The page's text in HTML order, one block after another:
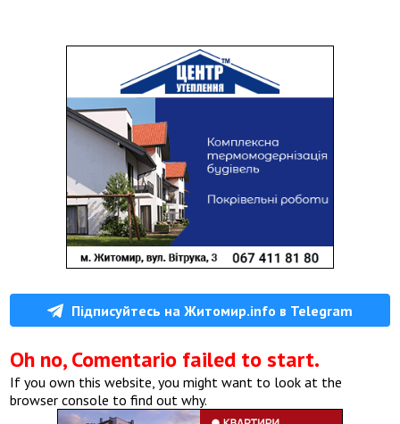
Підписуйтесь на Житомир.info в Telegram
Oh no, Comentario failed to start.
If you own this website, you might want to look at the
browser console to find out why.